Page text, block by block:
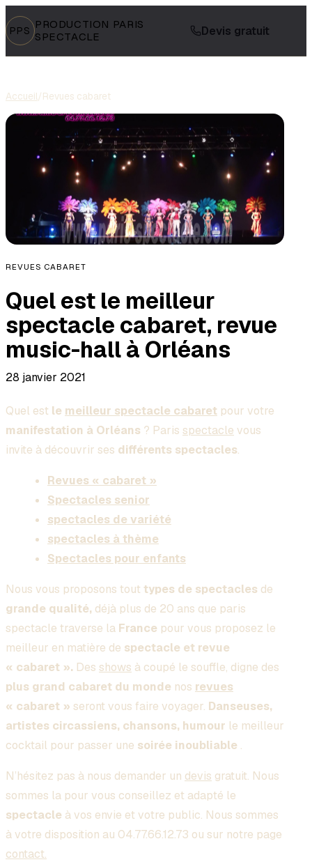
PPS PRODUCTION PARIS
SPECTACLE
Devis gratuit
Accueil/Revues cabaret
REVUES CABARET
Quel est le meilleur
spectacle cabaret, revue
music-hall à Orléans
28 janvier 2021
Quel est le meilleur spectacle cabaret pour votre
manifestation à Orléans ? Paris spectacle vous
invite à découvrir ses différents spectacles.
Revues « cabaret »
Spectacles senior
spectacles de variété
spectacles à thème
Spectacles pour enfants
Nous vous proposons tout types de spectacles de
grande qualité, déjà plus de 20 ans que paris
spectacle traverse la France pour vous proposez le
meilleur en matière de spectacle et revue
« cabaret ». Des shows à coupé le souffle, digne des
plus grand cabaret du monde nos revues
« cabaret » seront vous faire voyager. Danseuses,
artistes circassiens, chansons, humour le meilleur
cocktail pour passer une soirée inoubliable .
N’hésitez pas à nous demander un devis gratuit. Nous
sommes la pour vous conseillez et adapté le
spectacle à vos envie et votre public. Nous sommes
à votre disposition au 04.77.66.12.73 ou sur notre page
contact.